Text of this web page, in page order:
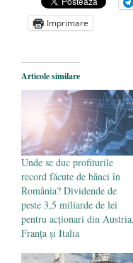
Zelensky
-
Statul care
Legea Vexler
poetului
- 16 aprilie
Imprimare
Articole similare
Unde se duc profiturile
record făcute de bănci în
România? Dividende de
peste 3,5 miliarde de lei
pentru acționari din Austria,
Franța și Italia